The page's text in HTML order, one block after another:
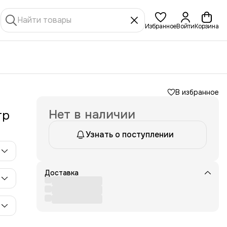
ИзбранноеВойтиКорзина
В избранное
Нет в наличии
Узнать о поступлении
Доставка